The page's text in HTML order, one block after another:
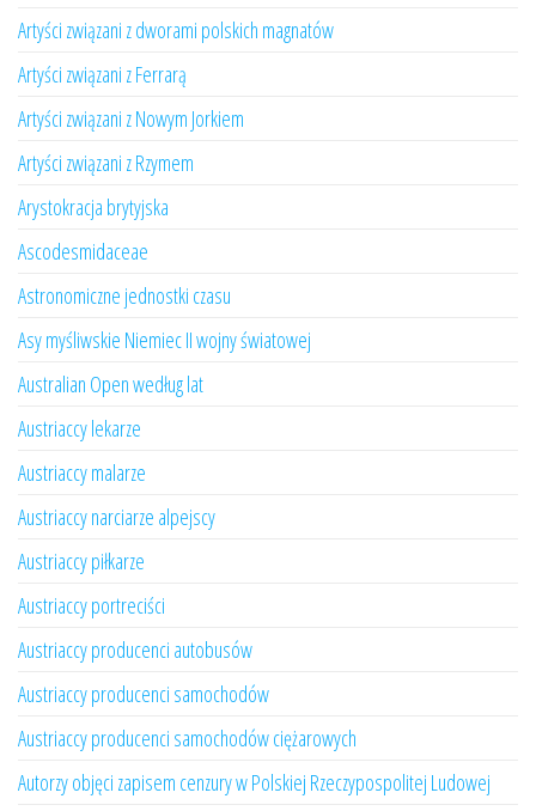
Artyści związani z dworami polskich magnatów
Artyści związani z Ferrarą
Artyści związani z Nowym Jorkiem
Artyści związani z Rzymem
Arystokracja brytyjska
Ascodesmidaceae
Astronomiczne jednostki czasu
Asy myśliwskie Niemiec II wojny światowej
Australian Open według lat
Austriaccy lekarze
Austriaccy malarze
Austriaccy narciarze alpejscy
Austriaccy piłkarze
Austriaccy portreciści
Austriaccy producenci autobusów
Austriaccy producenci samochodów
Austriaccy producenci samochodów ciężarowych
Autorzy objęci zapisem cenzury w Polskiej Rzeczypospolitej Ludowej